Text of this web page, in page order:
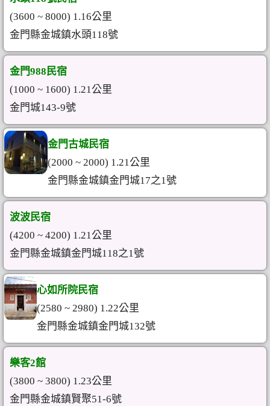
(3600 ~ 8000) 1.16公里
金門縣金城鎮水頭118號
金門988民宿
(1000 ~ 1600) 1.21公里
金門城143-9號
金門古城民宿
(2000 ~ 2000) 1.21公里
金門縣金城鎮金門城17之1號
波波民宿
(4200 ~ 4200) 1.21公里
金門縣金城鎮金門城118之1號
心如所院民宿
(2580 ~ 2980) 1.22公里
金門縣金城鎮金門城132號
樂客2館
(3800 ~ 3800) 1.23公里
金門縣金城鎮賢聚51-6號